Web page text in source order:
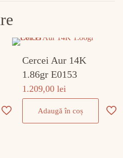
Cercei Aur 14K
1.86gr E0153
1.209,00lei
Adaugă în coș